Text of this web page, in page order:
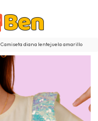
Camiseta diana lentejuela amarillo